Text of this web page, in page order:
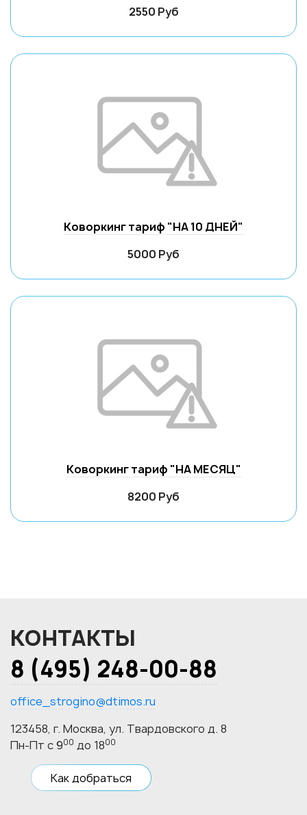
2550 Руб
Коворкинг тариф "НА 10 ДНЕЙ"
5000 Руб
Коворкинг тариф "НА МЕСЯЦ"
8200 Руб
КОНТАКТЫ
8 (495) 248-00-88
office_strogino@dtimos.ru
123458, г. Москва, ул. Твардовского д. 8
Пн-Пт с 900 до 1800
Как добраться